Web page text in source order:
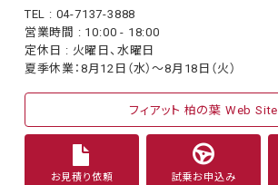
TEL : 04-7137-3888
営業時間 : 10:00 - 18:00
定休日 : 火曜日、水曜日
夏季休業：8月12日（水）〜8月18日（火）
フィアット 柏の葉 Web Site
お見積り依頼 試乗お申込み